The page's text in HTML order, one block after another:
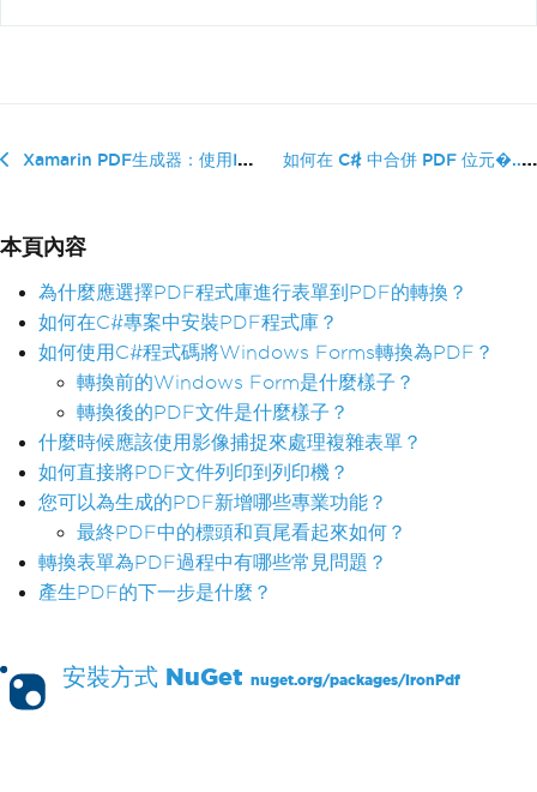
Xamarin PDF生成器：使用IronPDF構建移動PDF應用 如何在 C# 中合併 PDF 位元�...
本頁內容
為什麼應選擇PDF程式庫進行表單到PDF的轉換？
如何在C#專案中安裝PDF程式庫？
如何使用C#程式碼將Windows Forms轉換為PDF？
轉換前的Windows Form是什麼樣子？
轉換後的PDF文件是什麼樣子？
什麼時候應該使用影像捕捉來處理複雜表單？
如何直接將PDF文件列印到列印機？
您可以為生成的PDF新增哪些專業功能？
最終PDF中的標頭和頁尾看起來如何？
轉換表單為PDF過程中有哪些常見問題？
產生PDF的下一步是什麼？
安裝方式 NuGet nuget.org/packages/IronPdf